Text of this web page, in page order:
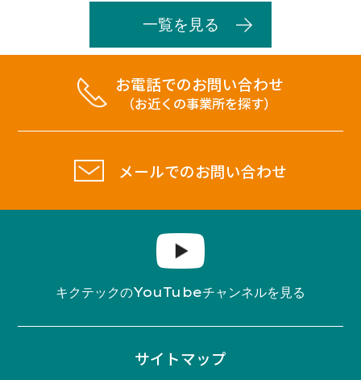
一覧を見る
お電話でのお問い合わせ
（お近くの事業所を探す）
メールでのお問い合わせ
キクテックのYouTubeチャンネルを見る
サイトマップ